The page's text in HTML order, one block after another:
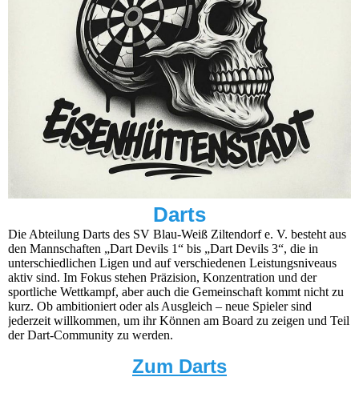
Darts
Die Abteilung Darts des SV Blau-Weiß Ziltendorf e. V. besteht aus
den Mannschaften „Dart Devils 1“ bis „Dart Devils 3“, die in
unterschiedlichen Ligen und auf verschiedenen Leistungsniveaus
aktiv sind. Im Fokus stehen Präzision, Konzentration und der
sportliche Wettkampf, aber auch die Gemeinschaft kommt nicht zu
kurz. Ob ambitioniert oder als Ausgleich – neue Spieler sind
jederzeit willkommen, um ihr Können am Board zu zeigen und Teil
der Dart-Community zu werden.
Zum Darts